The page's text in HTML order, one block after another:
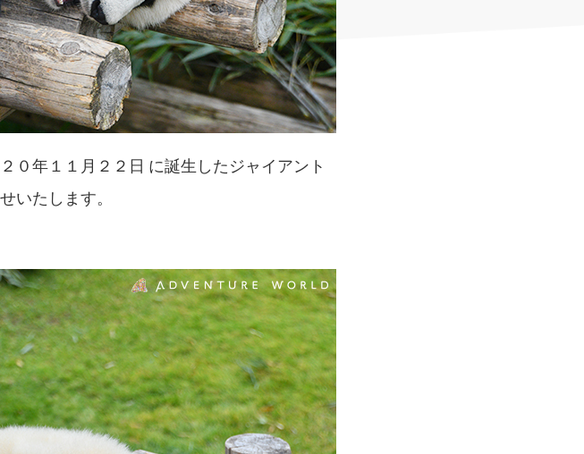
０年１１月２２日 に誕生したジャイアント
いたします。